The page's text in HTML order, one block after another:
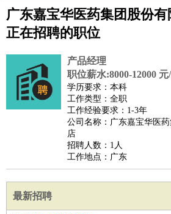
广东嘉宝华医药集团股份
正在招聘的职位
产品经理
职位薪水:8000-12000 元/
学历要求：本科
工作类型：全职
工作经验要求：1-3年
公司名称：广东嘉宝华医
店
招聘人数：1人
工作地点：广东
最新招聘